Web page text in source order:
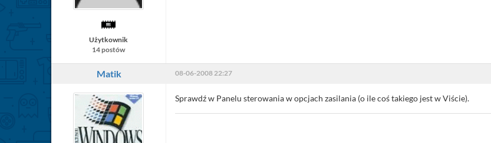
Użytkownik
14 postów
Matik 08-06-2008 22:27
Sprawdź w Panelu sterowania w opcjach zasilania (o ile coś takiego jest w Viście).